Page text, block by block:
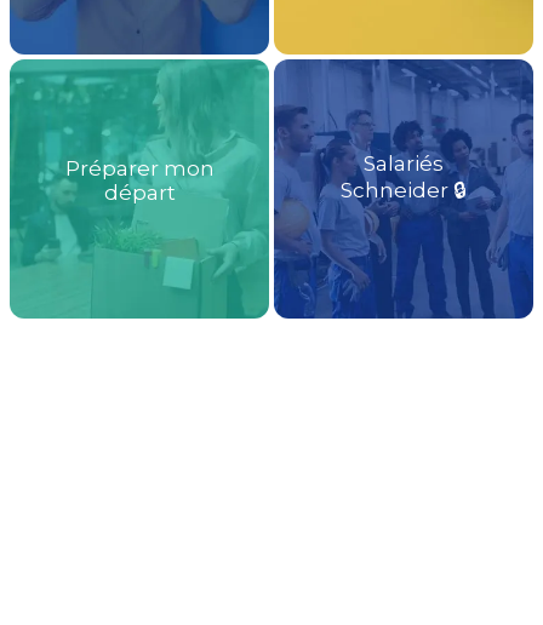
Préparer mon
départ
Salariés
Schneider 🔒